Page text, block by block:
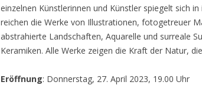
einzelnen Künstlerinnen und Künstler spiegelt sich
reichen die Werke von Illustrationen, fotogetreuer
abstrahierte Landschaften, Aquarelle und surreale
Keramiken. Alle Werke zeigen die Kraft der Natur,
Eröffnung: Donnerstag, 27. April 2023, 19.00 Uhr